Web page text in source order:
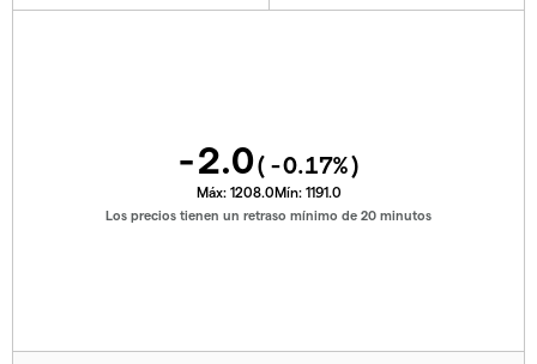
-2.0( -0.17%)
Máx: 1208.0Mín: 1191.0
Los precios tienen un retraso mínimo de 20 minutos